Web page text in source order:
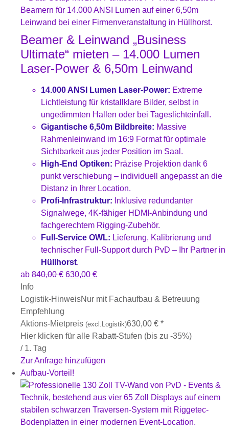
Beamer & Leinwand „Business
Ultimate“ mieten – 14.000 Lumen
Laser-Power & 6,50m Leinwand
14.000 ANSI Lumen Laser-Power: Extreme
Lichtleistung für kristallklare Bilder, selbst in
ungedimmten Hallen oder bei Tageslichteinfall.
Gigantische 6,50m Bildbreite: Massive
Rahmenleinwand im 16:9 Format für optimale
Sichtbarkeit aus jeder Position im Saal.
High-End Optiken: Präzise Projektion dank 6
punkt verschiebung – individuell angepasst an die
Distanz in Ihrer Location.
Profi-Infrastruktur: Inklusive redundanter
Signalwege, 4K-fähiger HDMI-Anbindung und
fachgerechtem Rigging-Zubehör.
Full-Service OWL: Lieferung, Kalibrierung und
technischer Full-Support durch PvD – Ihr Partner in
Hüllhorst.
ab 840,00€ 630,00 €
Info
Logistik-HinweisNur mit Fachaufbau & Betreuung
Empfehlung
Aktions-Mietpreis (excl.Logistik)630,00 € *
Hier klicken für alle Rabatt-Stufen (bis zu -35%)
/ 1. Tag
Zur Anfrage hinzufügen
Aufbau-Vorteil!